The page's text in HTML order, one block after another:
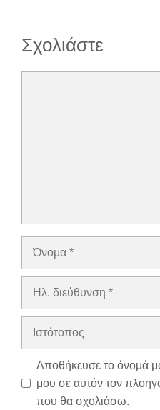
Σχολιάστε
Όνομα
Ηλ.
Ιστότοπος
Αποθήκευσε το όνομά
μου σε αυτόν τον
που θα σχολιάσω.